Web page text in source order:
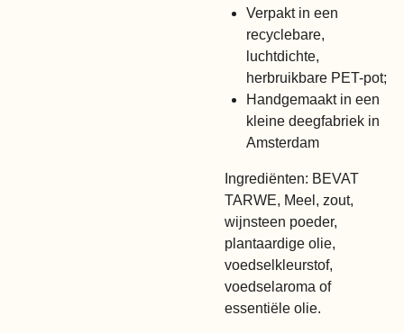
Verpakt in een
recyclebare,
luchtdichte,
herbruikbare PET-pot;
Handgemaakt in een
kleine deegfabriek in
Amsterdam
Ingrediënten: BEVAT
TARWE, Meel, zout,
wijnsteen poeder,
plantaardige olie,
voedselkleurstof,
voedselaroma of
essentiële olie.